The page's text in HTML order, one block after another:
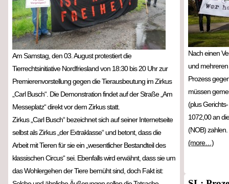
Am Samstag, den 03. August protestiert die
Tierrechtsinitiative Nordfriesland von 18:30 bis 20 Uhr zur
Premierenvorstellung gegen die Tierausbeutung im Zirkus
„Carl Busch“. Die Demonstration findet auf der Straße „Am
Messeplatz“ direkt vor dem Zirkus statt.
Zirkus „Carl Busch“ bezeichnet sich auf seiner Internetseite
selbst als Zirkus „der Extraklasse“ und betont, dass die
Arbeit mit Tieren für sie ein „wesentlicher Bestandteil des
klassischen Circus“ sei. Ebenfalls wird erwähnt, dass sie um
das Wohlergehen der Tiere bemüht sind, doch Fakt ist:
Nach einen
und mehreren
Prozess
müssen
(plus
1072,00 an
(NOB) zahlen.
(more…)